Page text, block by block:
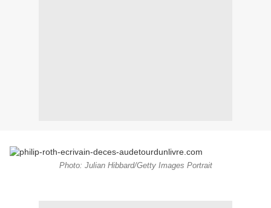
Photo: Julian Hibbard/Getty Images Portrait